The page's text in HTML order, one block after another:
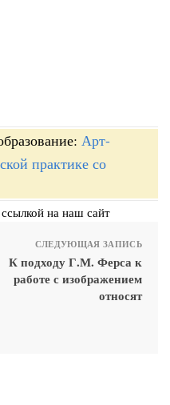
Арт-
практике со
на наш сайт
СЛЕДУЮЩАЯ ЗАПИСЬ
К подходу Г.М. Ферса к
работе с изображением
относят